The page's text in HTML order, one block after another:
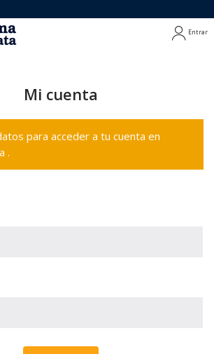
Entrar
Mi cuenta
para acceder a tu cuenta en
.